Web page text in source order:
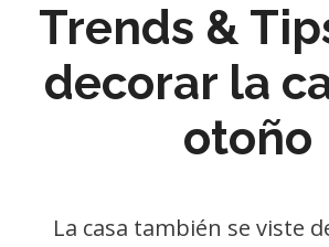
Trends &
decorar la
otoño
La casa también se viste